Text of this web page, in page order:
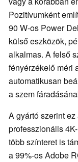
Pozitívumként
90 W-os Power
külső eszközök,
alkalmas. A felső
fényérzékelő méri
automatikusan
a szem
A gyártó szerint
professzionális
több színteret is
a 99%-os Adobe